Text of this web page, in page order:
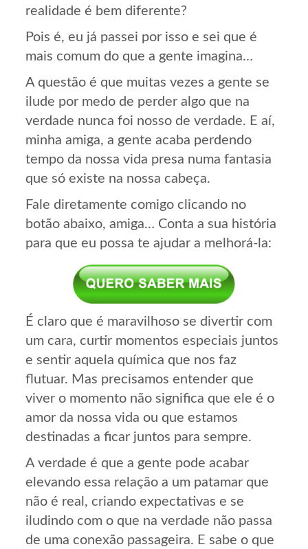
realidade é bem diferente?
Pois é, eu já passei por isso e sei que é
mais comum do que a gente imagina…
A questão é que muitas vezes a gente se
ilude por medo de perder algo que na
verdade nunca foi nosso de verdade. E aí,
minha amiga, a gente acaba perdendo
tempo da nossa vida presa numa fantasia
que só existe na nossa cabeça.
Fale diretamente comigo clicando no
botão abaixo, amiga… Conta a sua história
para que eu possa te ajudar a melhorá-la:
É claro que é maravilhoso se divertir com
um cara, curtir momentos especiais juntos
e sentir aquela química que nos faz
flutuar. Mas precisamos entender que
viver o momento não significa que ele é o
amor da nossa vida ou que estamos
destinadas a ficar juntos para sempre.
A verdade é que a gente pode acabar
elevando essa relação a um patamar que
não é real, criando expectativas e se
iludindo com o que na verdade não passa
de uma conexão passageira. E sabe o que